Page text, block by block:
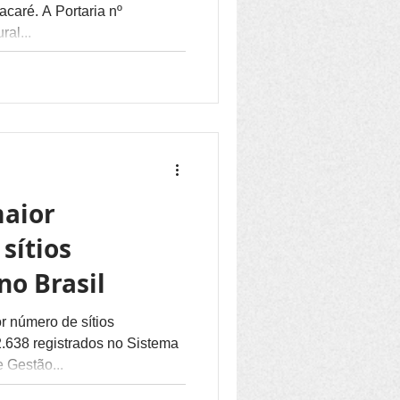
A Portaria nº
Brasil
número de sítios
no Sistema
Gestão...